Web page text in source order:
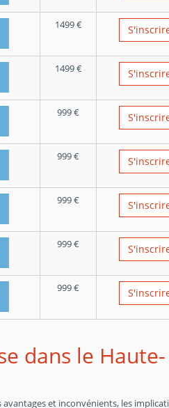
1499€
1499€
999€
999€
999€
999€
999€
dans le Haute-
et inconvénients, les